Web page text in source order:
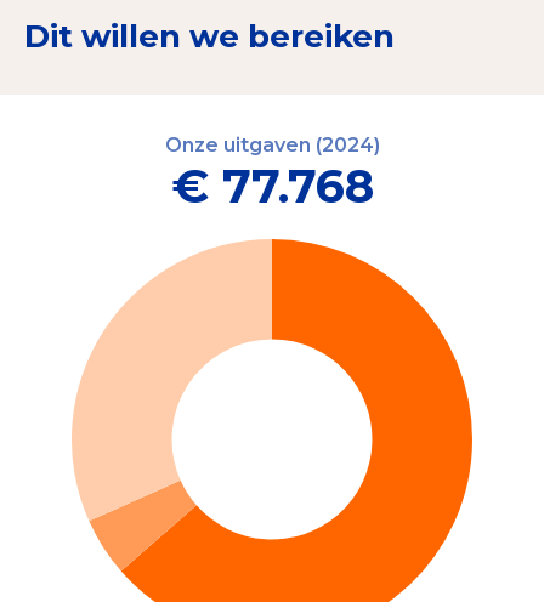
Dit willen we bereiken
Onze uitgaven (2024)
€ 77.768